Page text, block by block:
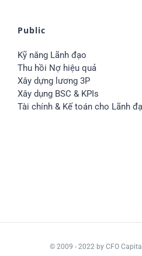
Public
Kỹ năng Lãnh đạo
Thu hồi Nợ hiệu quả
Xây dựng lương 3P
Xây dụng BSC & KPIs
Tài chính & Kế toán cho Lãnh
© 2009 - 2022 by CFO